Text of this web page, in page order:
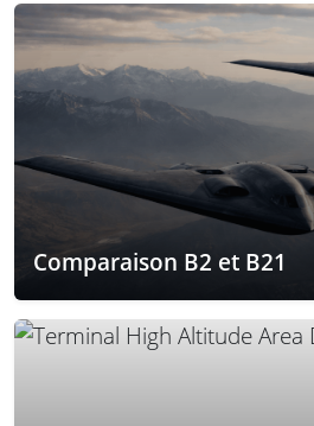
Comparaison B2 et B21